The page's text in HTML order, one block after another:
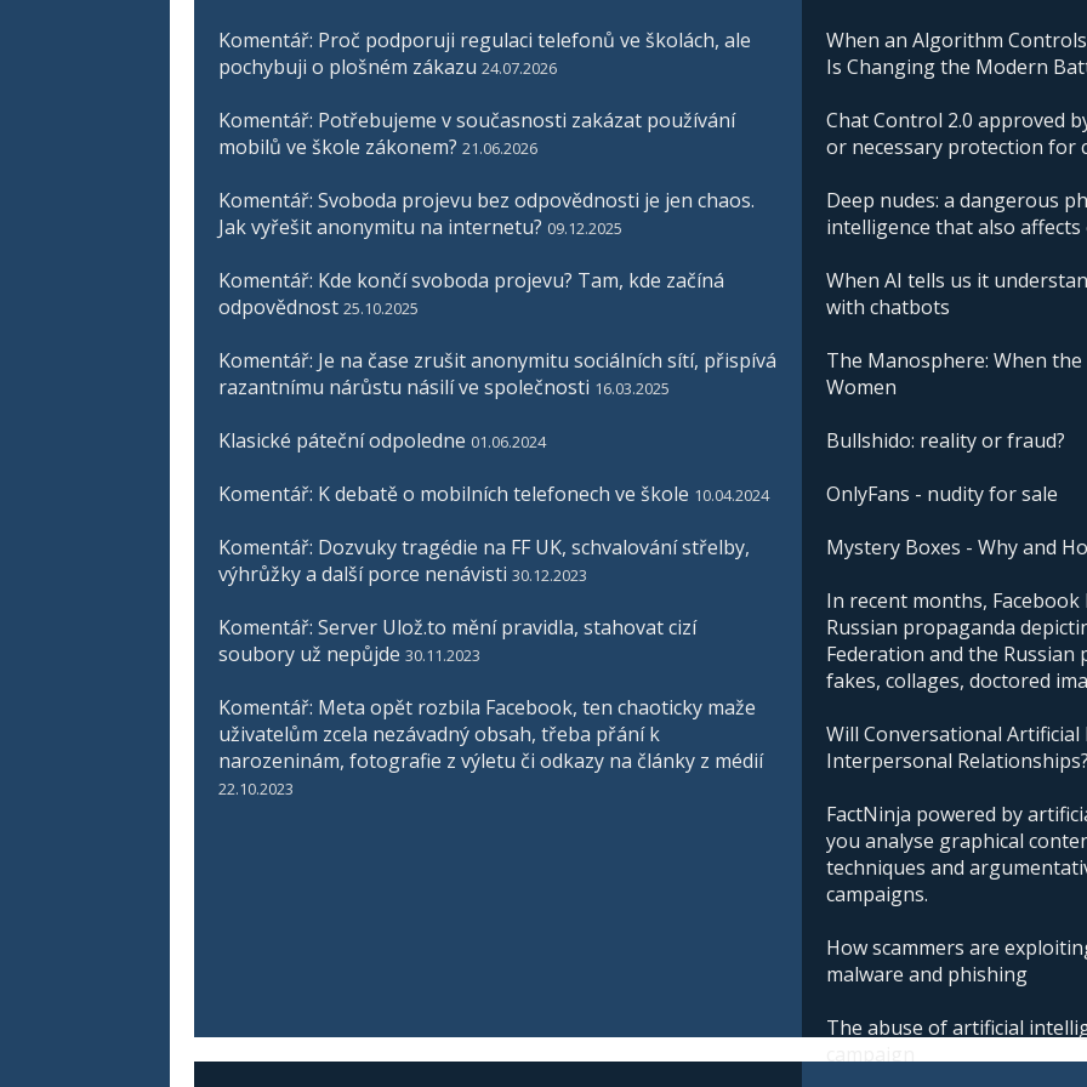
Komentář: Proč podporuji regulaci telefonů ve školách, ale
pochybuji o plošném zákazu 24.07.2026
Komentář: Potřebujeme v současnosti zakázat používání
mobilů ve škole zákonem? 21.06.2026
Komentář: Svoboda projevu bez odpovědnosti je jen chaos.
Jak vyřešit anonymitu na internetu? 09.12.2025
Komentář: Kde končí svoboda projevu? Tam, kde začíná
odpovědnost 25.10.2025
Komentář: Je na čase zrušit anonymitu sociálních sítí, přispívá
razantnímu nárůstu násilí ve společnosti 16.03.2025
Klasické páteční odpoledne 01.06.2024
Komentář: K debatě o mobilních telefonech ve škole 10.04.2024
Komentář: Dozvuky tragédie na FF UK, schvalování střelby,
výhrůžky a další porce nenávisti 30.12.2023
Komentář: Server Ulož.to mění pravidla, stahovat cizí
soubory už nepůjde 30.11.2023
Komentář: Meta opět rozbila Facebook, ten chaoticky maže
uživatelům zcela nezávadný obsah, třeba přání k
narozeninám, fotografie z výletu či odkazy na články z médií
22.10.2023
When an Algorithm
Is Changing the Modern
Chat Control 2.0 approved
or necessary protection for
Deep nudes: a dangerous
intelligence that also affects
When AI tells us it
with chatbots
The Manosphere: When
Women
Bullshido: reality or fraud?
OnlyFans - nudity for sale
Mystery Boxes - Why and
In recent months,
Russian propaganda
Federation and the Russian
fakes, collages, doctored
Will Conversational
Interpersonal
FactNinja powered by
you analyse graphical
techniques and
campaigns.
How scammers are
malware and phishing
The abuse of artificial